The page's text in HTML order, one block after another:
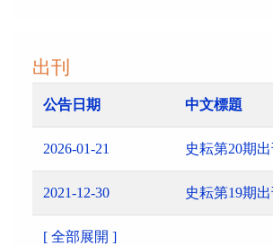
出刊
公告日期 中文標題
2026-01-21 史耘第20期出
2021-12-30 史耘第19期出
[ 全部展開 ]